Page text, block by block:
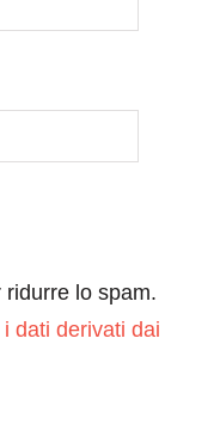
lo spam.
dati derivati dai